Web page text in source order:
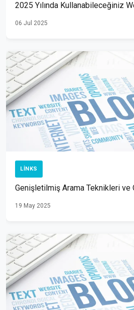
2025 Yılında Kullanabileceğiniz
06 Jul 2025
LINKS
Genişletilmiş Arama Teknikleri ve
19 May 2025